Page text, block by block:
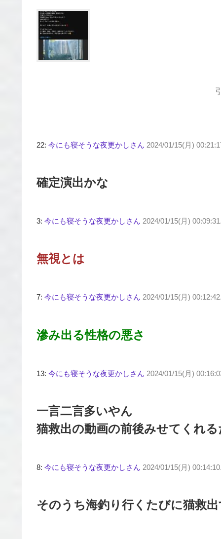
22: 今にも寝そうな夜更かしさん 2024/01/15(月)
確定演出かな
3: 今にも寝そうな夜更かしさん 2024/01/15(月)
無視とは
7: 今にも寝そうな夜更かしさん 2024/01/15(月)
滲み出る性格の悪さ
13: 今にも寝そうな夜更かしさん 2024/01/15(月)
一言二言多いやん
猫救出の動画の前後みせてくれ
8: 今にも寝そうな夜更かしさん 2024/01/15(月)
そのうち海釣り行くたびに猫救